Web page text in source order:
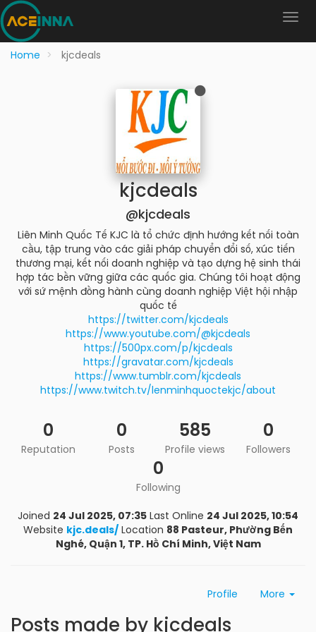
Home kjcdeals
kjcdeals
@kjcdeals
Liên Minh Quốc Tế KJC là tổ chức định hướng kết nối toàn
cầu, tập trung vào các giải pháp chuyển đổi số, xúc tiến
thương mại, kết nối doanh nghiệp và tạo dựng hệ sinh thái
hợp tác bền vững giữa các quốc gia. Chúng tôi hoạt động
với sứ mệnh đồng hành cùng doanh nghiệp Việt hội nhập
quốc tế
https://twitter.com/kjcdeals
https://www.youtube.com/@kjcdeals
https://500px.com/p/kjcdeals
https://gravatar.com/kjcdeals
https://www.tumblr.com/kjcdeals
https://www.twitch.tv/lenminhquoctekjc/about
0
Reputation
0
Posts
585
Profile views
0
Followers
0
Following
Joined 24 Jul 2025, 07:35 Last Online 24 Jul 2025, 10:54
Website kjc.deals/ Location 88 Pasteur, Phường Bến
Nghé, Quận 1, TP. Hồ Chí Minh, Việt Nam
Profile More
Posts made by kjcdeals